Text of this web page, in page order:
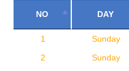
NO DAY
1 Sunday
2
Sunday